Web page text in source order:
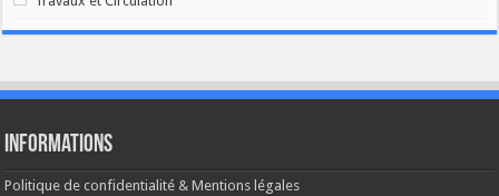
Informations
Politique de confidentialité & Mentions légales